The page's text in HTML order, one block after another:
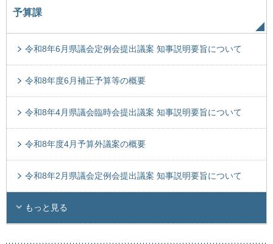
予算課
令和8年6月県議会定例会提出議案 知事説明要旨について
令和8年度6月補正予算等の概要
令和8年4月県議会臨時会提出議案 知事説明要旨について
令和8年度4月予算外議案の概要
令和8年2月県議会定例会提出議案 知事説明要旨について
もっと見る